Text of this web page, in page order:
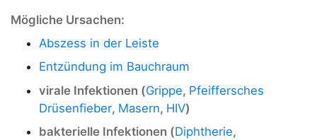
Mögliche Ursachen:
Abszess in der Leiste
Entzündung im Bauchraum
virale Infektionen (Grippe, Pfeiffersches
Drüsenfieber, Masern, HIV)
bakterielle Infektionen (Diphtherie,